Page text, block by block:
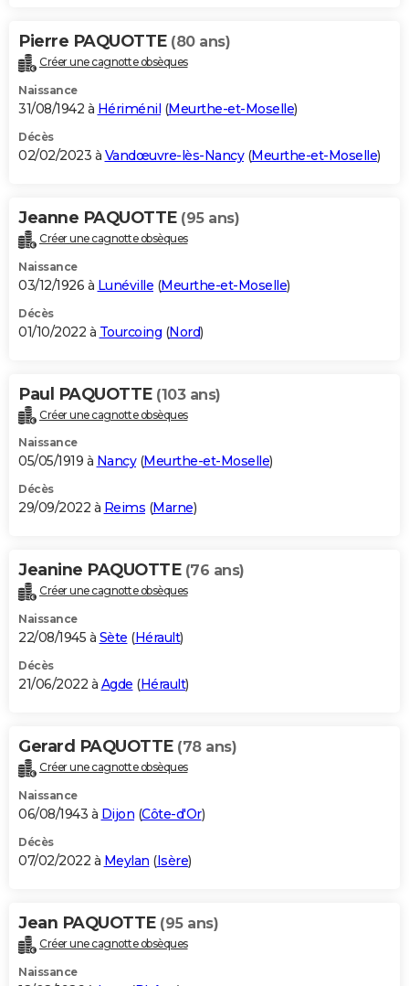
Pierre PAQUOTTE (80 ans)
Créer une cagnotte obsèques
Naissance
31/08/1942 à Hériménil (Meurthe-et-Moselle)
Décès
02/02/2023 à Vandœuvre-lès-Nancy(Meurthe-et-Moselle)
Jeanne PAQUOTTE (95 ans)
Créer une cagnotte obsèques
Naissance
03/12/1926 à Lunéville (Meurthe-et-Moselle)
Décès
01/10/2022 à Tourcoing (Nord)
Paul PAQUOTTE (103 ans)
Créer une cagnotte obsèques
Naissance
05/05/1919 à Nancy(Meurthe-et-Moselle)
Décès
29/09/2022 à Reims (Marne)
Jeanine PAQUOTTE (76 ans)
Créer une cagnotte obsèques
Naissance
22/08/1945 à Sète (Hérault)
Décès
21/06/2022 à Agde (Hérault)
Gerard PAQUOTTE (78 ans)
Créer une cagnotte obsèques
Naissance
06/08/1943 à Dijon (Côte-d'Or)
Décès
07/02/2022 à Meylan (Isère)
Jean PAQUOTTE (95 ans)
Créer une cagnotte obsèques
Naissance